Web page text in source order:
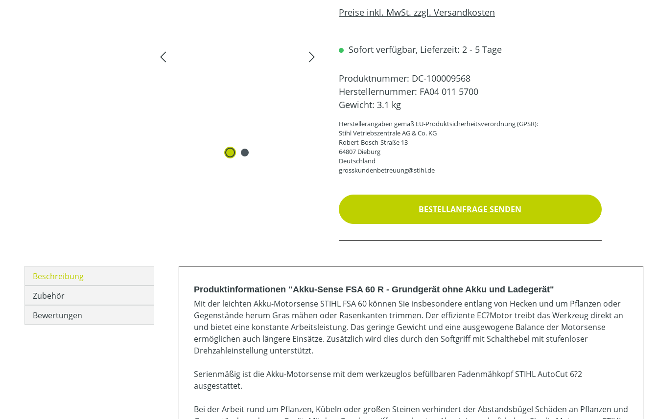
Preise inkl. MwSt. zzgl. Versandkosten
Sofort verfügbar, Lieferzeit: 2 - 5 Tage
Produktnummer: DC-100009568
Herstellernummer: FA04 011 5700
Gewicht: 3.1 kg
Herstellerangaben gemäß EU-Produktsicherheitsverordnung (GPSR):
Stihl Vetriebszentrale AG & Co. KG
Robert-Bosch-Straße 13
64807 Dieburg
Deutschland
grosskundenbetreuung@stihl.de
BESTELLANFRAGE SENDEN
Beschreibung
Zubehör
Bewertungen
Produktinformationen "Akku-Sense FSA 60 R - Grundgerät ohne Akku und Ladegerät"
Mit der leichten Akku-Motorsense STIHL FSA 60 können Sie insbesondere entlang von Hecken und um Pflanzen oder
Gegenstände herum Gras mähen oder Rasenkanten trimmen. Der effiziente EC?Motor treibt das Werkzeug direkt an
und bietet eine konstante Arbeitsleistung. Das geringe Gewicht und eine ausgewogene Balance der Motorsense
ermöglichen auch längere Einsätze. Zusätzlich wird dies durch den Softgriff mit Schalthebel mit stufenloser
Drehzahleinstellung unterstützt.
Serienmäßig ist die Akku-Motorsense mit dem werkzeuglos befüllbaren Fadenmähkopf STIHL AutoCut 6?2
ausgestattet.
Bei der Arbeit rund um Pflanzen, Kübeln oder großen Steinen verhindert der Abstandsbügel Schäden an Pflanzen und